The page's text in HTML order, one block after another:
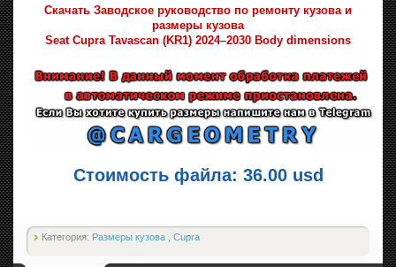
Скачать Заводское руководство по ремонту кузова и
размеры кузова
Seat Cupra Tavascan (KR1) 2024–2030 Body dimensions
Стоимость файла: 36.00 usd
Категория: Размеры кузова Cupra